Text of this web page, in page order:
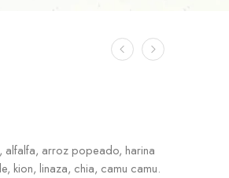
alfalfa, arroz popeado, harina
kion, linaza, chia, camu camu.